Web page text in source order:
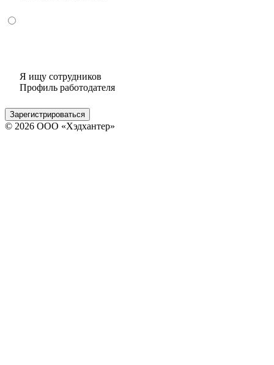
Я ищу сотрудников
Профиль работодателя
Зарегистрироваться
© 2026 ООО «Хэдхантер»